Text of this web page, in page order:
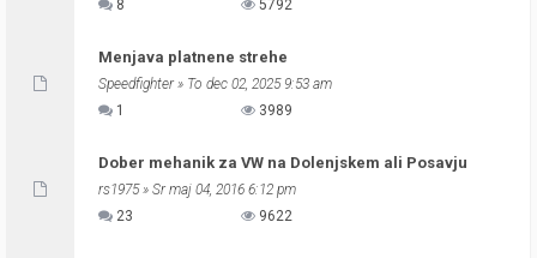
8
5792
Menjava platnene strehe
Speedfighter» To dec 02, 2025 9:53 am
1
3989
Dober mehanik za VW na Dolenjskem ali Posavju
rs1975» Sr maj 04, 2016 6:12 pm
23
9622